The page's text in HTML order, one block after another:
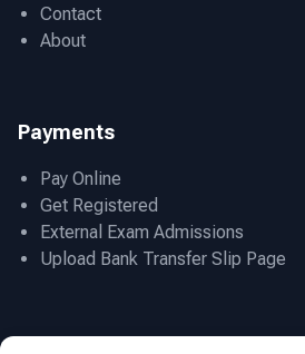
Contact
About
Payments
Pay Online
Get Registered
External Exam Admissions
Upload Bank Transfer Slip Page